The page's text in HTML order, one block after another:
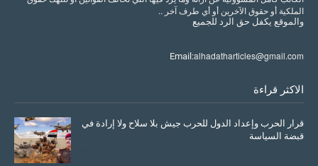
الملكية أو حقوق الآخرين أو أي طرف آخر ..
والموقع يكفل حق الرد للجميع
Email:alhadatharticles@gmail.com
الاكثر قراءة
قرار الحرب وإعداد الدول للحرب جيش بلا سلاح ولا إرادة في
قبضة السياسة